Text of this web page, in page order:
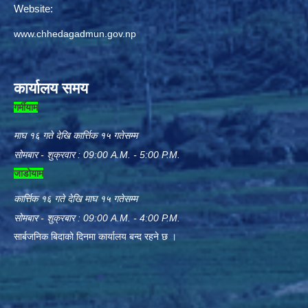
Website:
www.chhedagadmun.gov.np
कार्यालय समय
गर्मीयाम
माघ १६ गते देखि कार्त्तिक १५ गतेसम्म
सोमबार - शुक्रवार : 09:00 A.M. - 5:00 P.M.
जाडोयाम
कार्त्तिक १६ गते देखि माघ १५ गतेसम्म
सोमबार - शुक्रबार : 09:00 A.M. - 4:00 P.M.
सार्बजनिक बिदाको दिनमा कार्यालय बन्द रहने छ ।